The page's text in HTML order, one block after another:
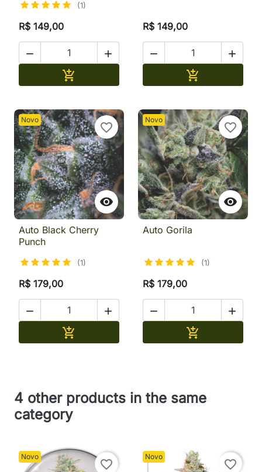
(1)
R$ 149,00
 

R$ 149,00
 

Novo

favorite_border
Auto Black Cherry
Punch
(1)
R$ 179,00
 

Novo

favorite_border
Auto Gorila
(1)
R$ 179,00
 

4 other products in the same
category
Novo
favorite_border
Novo
favorite_border